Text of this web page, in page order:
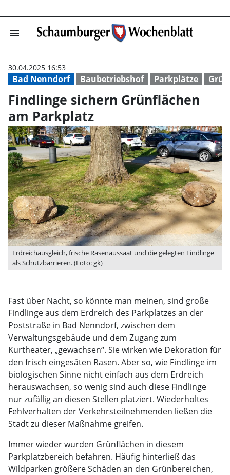
menu Findlinge
Bad Nenndorf Baubetriebshof Parkplätze
30.04.2025 16:53
Findlinge sichern Grünflächen
am Parkplatz
Erdreichausgleich, frische Rasenaussaat und die gelegten Findlinge
als Schutzbarrieren. (Foto: gk)
Fast über Nacht, so könnte man meinen, sind große
Findlinge aus dem Erdreich des Parkplatzes an der
Poststraße in Bad Nenndorf, zwischen dem
Verwaltungsgebäude und dem Zugang zum
Kurtheater, „gewachsen“. Sie wirken wie Dekoration für
den frisch eingesäten Rasen. Aber so, wie Findlinge im
biologischen Sinne nicht einfach aus dem Erdreich
herauswachsen, so wenig sind auch diese Findlinge
nur zufällig an diesen Stellen platziert. Wiederholtes
Fehlverhalten der Verkehrsteilnehmenden ließen die
Stadt zu dieser Maßnahme greifen.
Immer wieder wurden Grünflächen in diesem
Parkplatzbereich befahren. Häufig hinterließ das
Wildparken größere Schäden an den Grünbereichen,